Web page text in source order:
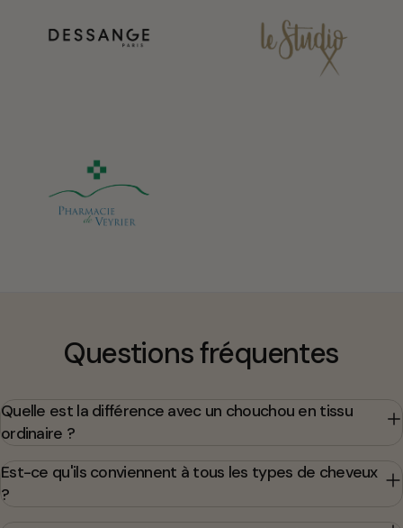
Questions fréquentes
Quelle est la différence avec un chouchou en tissu
ordinaire ?
Est-ce qu'ils conviennent à tous les types de cheveux
?